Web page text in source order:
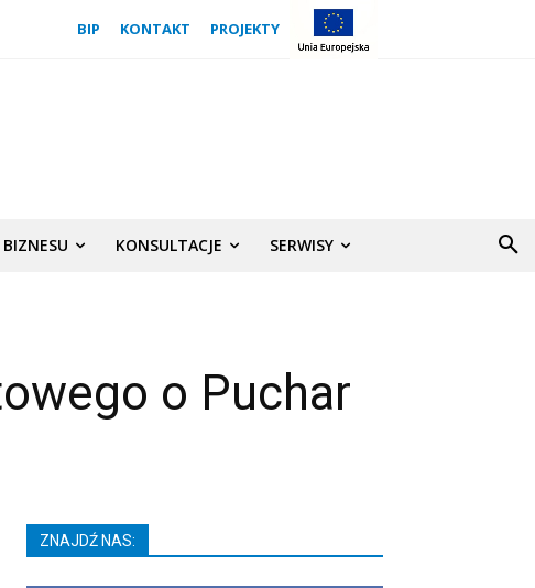
BIP KONTAKT PROJEKTY
KONSULTACJE SERWISY
o Puchar
ZNAJDŹ NAS: